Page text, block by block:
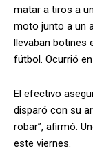
matar a tiros a
moto junto a un
llevaban botines
fútbol. Ocurrió
El efectivo
disparó con su
robar”, afirmó.
este viernes.